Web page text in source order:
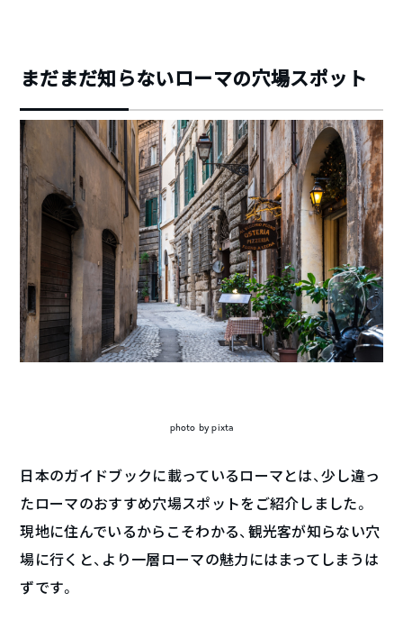
まだまだ知らないローマの穴場スポット
photo by pixta
日本のガイドブックに載っているローマとは、少し違っ
たローマのおすすめ穴場スポットをご紹介しました。
現地に住んでいるからこそわかる、観光客が知らない穴
場に行くと、より一層ローマの魅力にはまってしまうは
ずです。